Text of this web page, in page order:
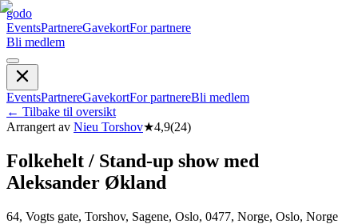
godo
EventsPartnereGavekortFor partnere
Bli medlem
EventsPartnereGavekortFor partnereBli medlem
← Tilbake til oversikt
Arrangert av Nieu Torshov★4,9(24)
Folkehelt / Stand-up show med
Aleksander Økland
64, Vogts gate, Torshov, Sagene, Oslo, 0477, Norge, Oslo, Norge